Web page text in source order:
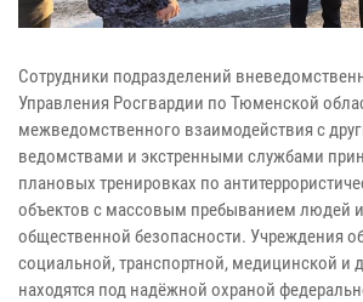
Сотрудники подразделений
Управления Росгвардии по Тюменской
межведомственного взаимодействия с
ведомствами и экстренными службами
плановых тренировках по
объектов с массовым пребыванием людей
общественной безопасности. Учреждения
социальной, транспортной, медицинской и
находятся под надёжной охраной